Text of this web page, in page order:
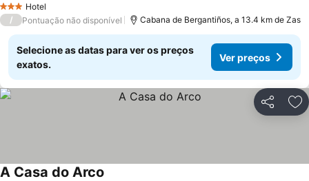
3 EstrelasHotel
/ Pontuação não disponível Cabana de Bergantiños, a 13.4 km de Zas
Selecione as datas para ver os preços
exatos.
Ver preços
Partilhar
A Casa do Arco